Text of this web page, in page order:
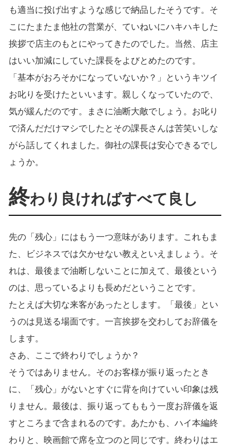
も適当に投げ出すような感じで納品したそうです。そ
こにたまたま他社の営業が、ていねいにハキハキした
挨拶で店主のもとにやってきたのでした。当然、店主
はいい加減にしていた課長をよびとめたのです。
「基本がおろそかになっていないか？」というキツイ
お叱りを受けたといいます。親しくなっていたので、
気が緩んだのです。まさに油断大敵でしょう。お叱り
で済んだだけマシでしたとその課長さんは苦笑いしな
がら話してくれました。御社の課長は安心できるでし
ょうか。
終わり良ければすべて良し
先の「残心」にはもう一つ意味があります。これもま
た、ビジネスでは欠かせない教えといえましょう。そ
れは、最後まで油断しないことに加えて、最後という
のは、思っているよりも長めだということです。
たとえば大切な来客があったとします。「最後」とい
うのは見送る場面です。一言挨拶を交わしてお辞儀を
します。
さあ、ここで終わりでしょうか？
そうではありません。そのお客様が振り返ったとき
に、「残心」がないとすぐに背を向けていい印象は残
りません。最後は、振り返ってももう一度お辞儀を返
すところまで含まれるのです。あたかも、ハイ本編終
わりと、映画館で席を立つのと同じです。終わりはエ